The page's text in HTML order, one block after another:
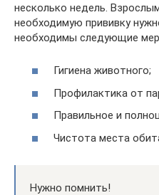
несколько недель.
необходимую прививку
необходимы следующие
Гигиена животного;
Профилактика от
Правильное и
Чистота места
Нужно помнить!